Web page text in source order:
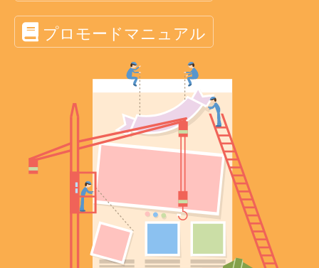
プロモードマニュアル